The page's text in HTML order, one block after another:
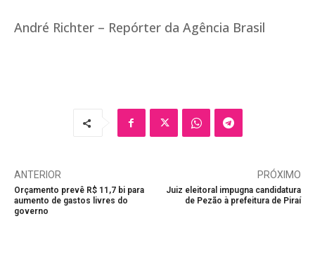
André Richter – Repórter da Agência Brasil
ANTERIOR
Orçamento prevê R$ 11,7 bi para
aumento de gastos livres do
governo
PRÓXIMO
Juiz eleitoral impugna candidatura
de Pezão à prefeitura de Piraí